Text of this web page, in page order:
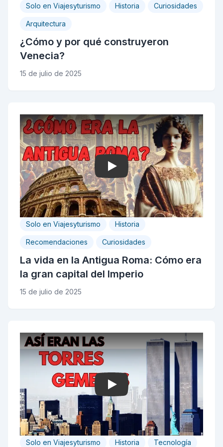
Solo en Viajesyturismo Historia Curiosidades
Arquitectura
¿Cómo y por qué construyeron
Venecia?
15 de julio de 2025
Play
Solo en Viajesyturismo Historia
Recomendaciones Curiosidades
La vida en la Antigua Roma: Cómo era
la gran capital del Imperio
15 de julio de 2025
Play
Solo en Viajesyturismo Historia Tecnología